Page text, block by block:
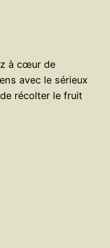
à cœur de
avec le sérieux
récolter le fruit